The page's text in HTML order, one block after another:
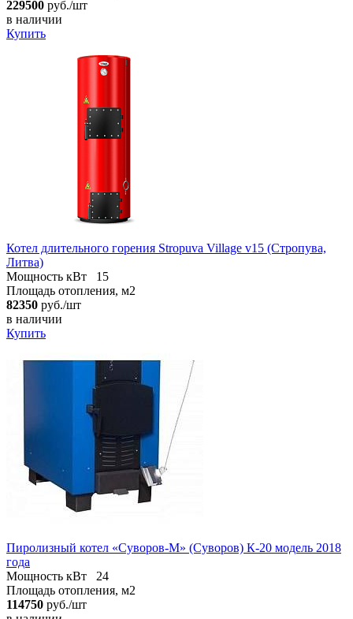
229500 руб./шт
в наличии
Купить
Котел длительного горения Stropuva Village v15 (Стропува,
Литва)
Мощность кВт
15
Площадь отопления, м2
82350 руб./шт
в наличии
Купить
Пиролизный котел «Суворов-М» (Суворов) К-20 модель 2018
года
Мощность кВт
24
Площадь отопления, м2
114750 руб./шт